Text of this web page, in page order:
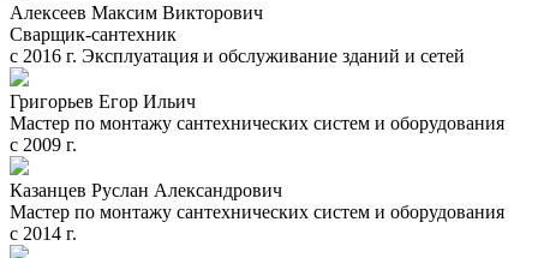
Алексеев Максим Викторович
Сварщик-сантехник
с 2016 г. Эксплуатация и обслуживание зданий и сетей
Григорьев Егор Ильич
Мастер по монтажу сантехнических систем и оборудования
с 2009 г.
Казанцев Руслан Александрович
Мастер по монтажу сантехнических систем и оборудования
с 2014 г.